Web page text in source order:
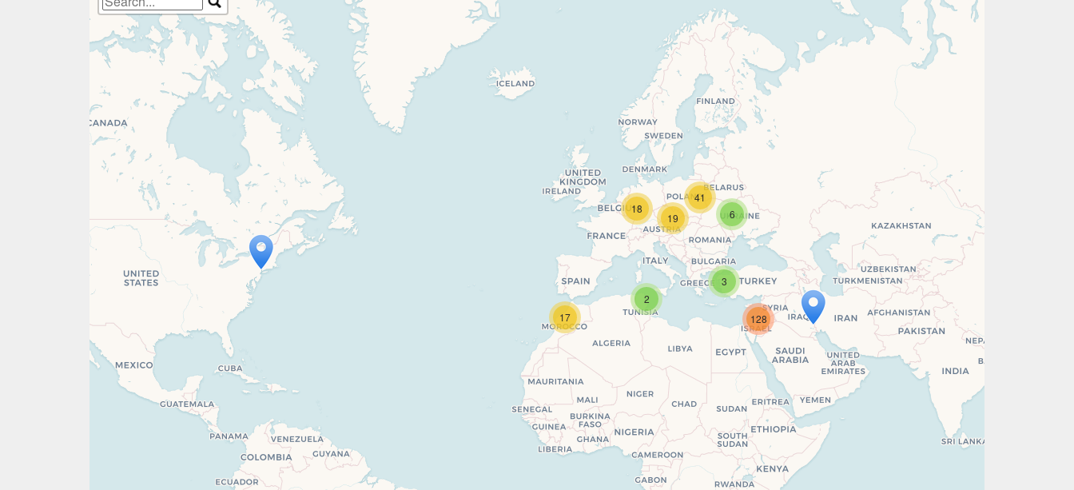
Travelers' Map is loading...
If you see this after your page is loaded completely, leafletJS files are missing.
17
6
18
19
41
2
3
128